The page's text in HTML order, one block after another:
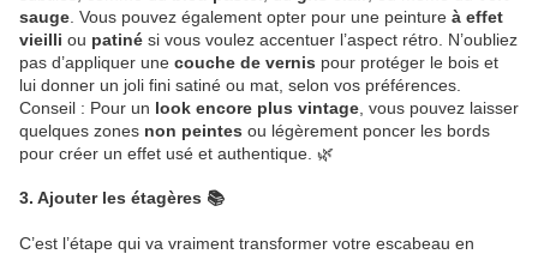
sauge . Vous pouvez également opter pour une peinture à effet
vieilli ou patiné si vous voulez accentuer l’aspect rétro. N’oubliez
pas d’appliquer une couche de vernis pour protéger le bois et
lui donner un joli fini satiné ou mat, selon vos préférences.
Conseil : Pour un look encore plus vintage , vous pouvez laisser
quelques zones non peintes ou légèrement poncer les bords
pour créer un effet usé et authentique. 🌿
3. Ajouter les étagères 📚
C’est l’étape qui va vraiment transformer votre escabeau en